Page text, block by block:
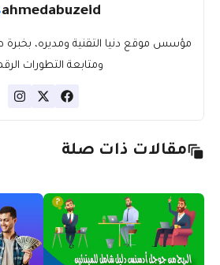
ahmedabuzeid
مؤسس موقع دنيا التقنية ومديره، بخبرة
ومتابعة التطورات
مقالات ذات صلة